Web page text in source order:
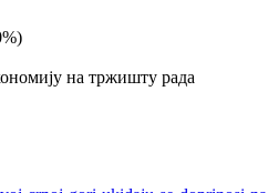
на тржишту рада